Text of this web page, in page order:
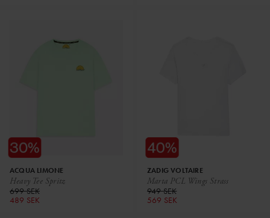
Heavy Tee Spritz
ACQUA LIMONE
699 SEK
489 SEK
Marta PCL Wings Strass
ZADIG VOLTAIRE
949 SEK
569 SEK